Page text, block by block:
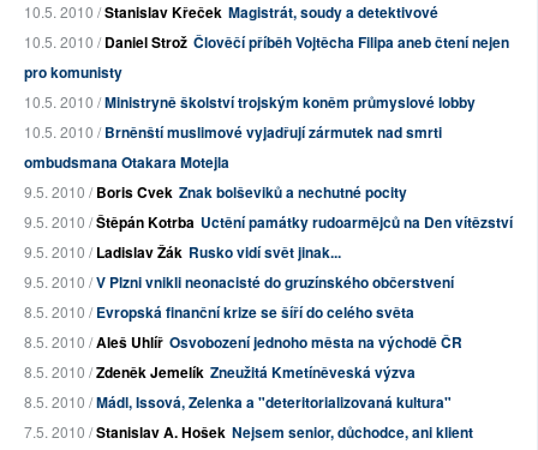
10.5. 2010 /Stanislav Křeček Magistrát, soudy a detektivové
10.5. 2010 /Daniel Strož Člověčí příběh Vojtěcha Filipa aneb čtení nejen
pro komunisty
10.5. 2010 /Ministryně školství trojským koněm průmyslové lobby
10.5. 2010 /Brněnští muslimové vyjadřují zármutek nad smrti
ombudsmana Otakara Motejla
9.5. 2010 /Boris Cvek Znak bolševiků a nechutné pocity
9.5. 2010 /Štěpán Kotrba Uctění památky rudoarmějců na Den vítězství
9.5. 2010 /Ladislav Žák Rusko vidí svět jinak...
9.5. 2010 /V Plzni vnikli neonacisté do gruzínského občerstvení
8.5. 2010 /Evropská finanční krize se šíří do celého světa
8.5. 2010 /Aleš Uhlíř Osvobození jednoho města na východě ČR
8.5. 2010 /Zdeněk Jemelík Zneužitá Kmetíněveská výzva
8.5. 2010 /Mádl, Issová, Zelenka a "deteritorializovaná kultura"
7.5. 2010 /Stanislav A. Hošek Nejsem senior, důchodce, ani klient